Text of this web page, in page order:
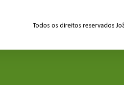
Todos os direitos reservados